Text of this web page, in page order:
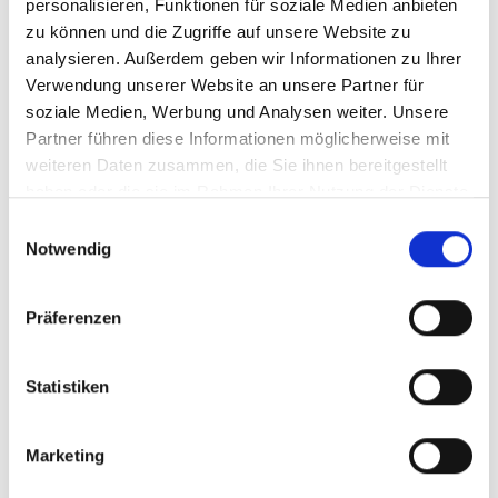
personalisieren, Funktionen für soziale Medien anbieten
zu können und die Zugriffe auf unsere Website zu
analysieren. Außerdem geben wir Informationen zu Ihrer
Verwendung unserer Website an unsere Partner für
soziale Medien, Werbung und Analysen weiter. Unsere
Partner führen diese Informationen möglicherweise mit
weiteren Daten zusammen, die Sie ihnen bereitgestellt
Notwendig
Präferenzen
Statistiken
Marketing